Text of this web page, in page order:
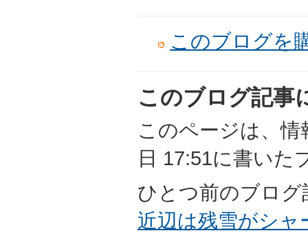
このブログを
このブログ記事
このページは、情
日 17:51に書いた
ひとつ前のブログ
近辺は残雪がシ